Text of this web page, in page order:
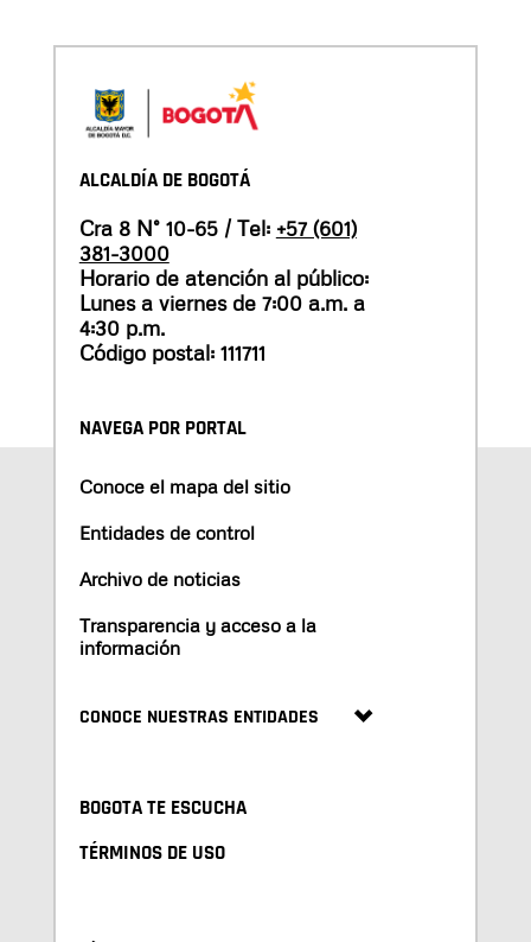
ALCALDÍA DE BOGOTÁ
Cra 8 N° 10-65 / Tel: +57 (601)
381-3000
Horario de atención al público:
Lunes a viernes de 7:00 a.m. a
4:30 p.m.
Código postal: 111711
NAVEGA POR PORTAL
Conoce el mapa del sitio
Entidades de control
Archivo de noticias
Transparencia y acceso a la
información
CONOCE NUESTRAS ENTIDADES
BOGOTA TE ESCUCHA
TÉRMINOS DE USO